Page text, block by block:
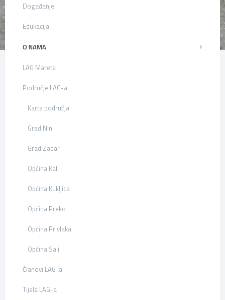
Događanje
Edukacija
O NAMA
LAG Mareta
Područje LAG-a
Karta područja
Grad Nin
Grad Zadar
Općina Kali
Općina Kukljica
Općina Preko
Općina Privlaka
Općina Sali
Članovi LAG-a
Tijela LAG-a